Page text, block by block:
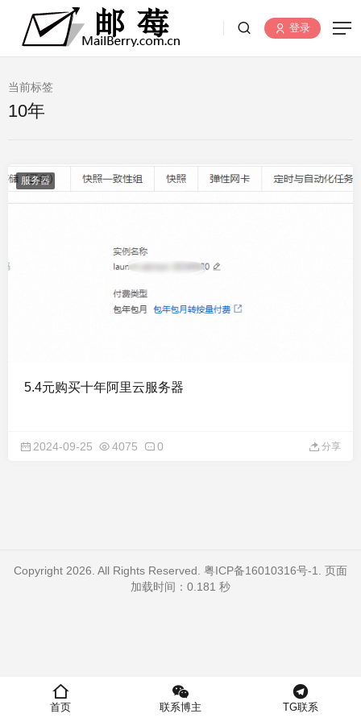
登录
当前标签
10年
服务器
5.4元购买十年阿里云服务器
2024-09-25 4075 0 分享
Copyright 2026. All Rights Reserved. 粤ICP备16010316号-1
. 页面
加载时间：0.181 秒
首页 联系博主 TG联系